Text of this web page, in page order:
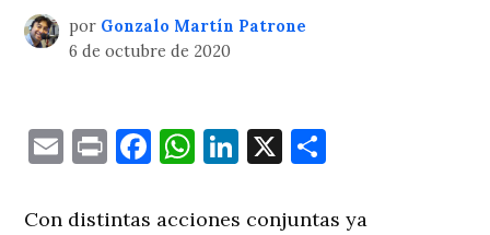
por Gonzalo Martín Patrone
6 de octubre de 2020
EmailPrintFacebook
WhatsApp
LinkedIn
X
Con distintas acciones conjuntas ya